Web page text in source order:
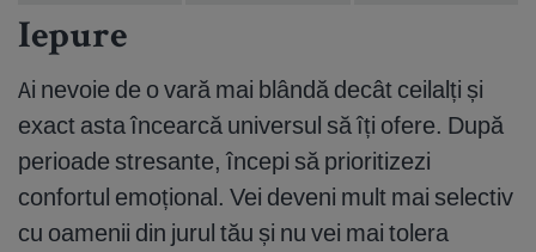
Iepure
Ai nevoie de o vară mai blândă decât ceilalți și
exact asta încearcă universul să îți ofere. După
perioade stresante, începi să prioritizezi
confortul emoțional. Vei deveni mult mai selectiv
cu oamenii din jurul tău și nu vei mai tolera